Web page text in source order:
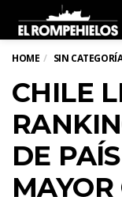
HOME SIN
CHILE
DE